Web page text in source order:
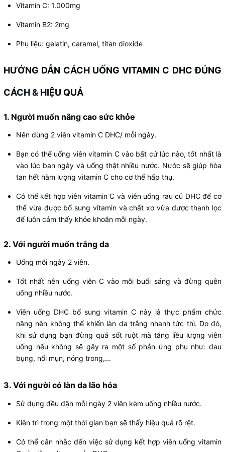
Vitamin C: 1.000mg
Vitamin B2: 2mg
Phụ liệu: gelatin, caramel, titan dioxide
HƯỚNG DẪN CÁCH UỐNG VITAMIN C DHC ĐÚNG
CÁCH & HIỆU QUẢ
1. Người muốn nâng cao sức khỏe
Nên dùng 2 viên vitamin C DHC/ mỗi ngày.
Bạn có thể uống viên vitamin C vào bất cứ lúc nào, tốt nhất là
vào lúc ban ngày và uống thật nhiều nước. Nước sẽ giúp hòa
tan hết hàm lượng vitamin C cho cơ thể hấp thụ.
Có thể kết hợp viên vitamin C và viên uống rau củ DHC để cơ
thể vừa được bổ sung vitamin và chất xơ vừa được thanh lọc
để luôn cảm thấy khỏe khoắn mỗi ngày.
2. Với người muốn trắng da
Uống mỗi ngày 2 viên.
Tốt nhất nên uống viên C vào mỗi buổi sáng và đừng quên
uống nhiều nước.
Viên uống DHC bổ sung vitamin C này là thực phẩm chức
năng nên không thể khiến làn da trắng nhanh tức thì. Do đó,
khi sử dụng bạn đừng quá sốt ruột mà tăng liều lượng viên
uống nếu không sẽ gây ra một số phản ứng phụ như: đau
bụng, nổi mụn, nóng trong,...
3. Với người có làn da lão hóa
Sử dụng đều đặn mỗi ngày 2 viên kèm uống nhiều nước.
Kiên trì trong một thời gian bạn sẽ thấy hiệu quả rõ rệt.
Có thể cân nhắc đến việc sử dụng kết hợp viên uống vitamin